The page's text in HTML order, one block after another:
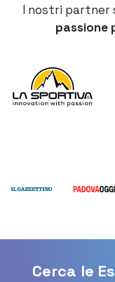
I nostri partner
passione
Cerca le